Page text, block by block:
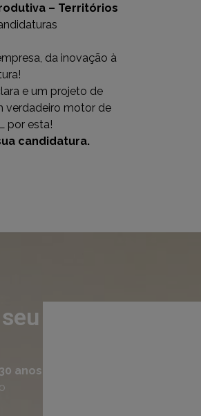
– Territórios
da inovação à
e um projeto de
verdadeiro motor de
por esta!
candidatura.
30 anos